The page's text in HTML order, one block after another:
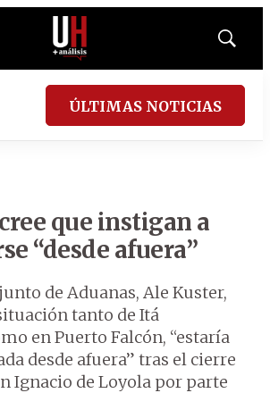
Mostrar
ÚLTIMAS NOTICIAS
que instigan a
“desde afuera”
de Aduanas, Ale Kuster,
tanto de Itá
en Puerto Falcón, “estaría
desde afuera” tras el cierre
Ignacio de Loyola por parte